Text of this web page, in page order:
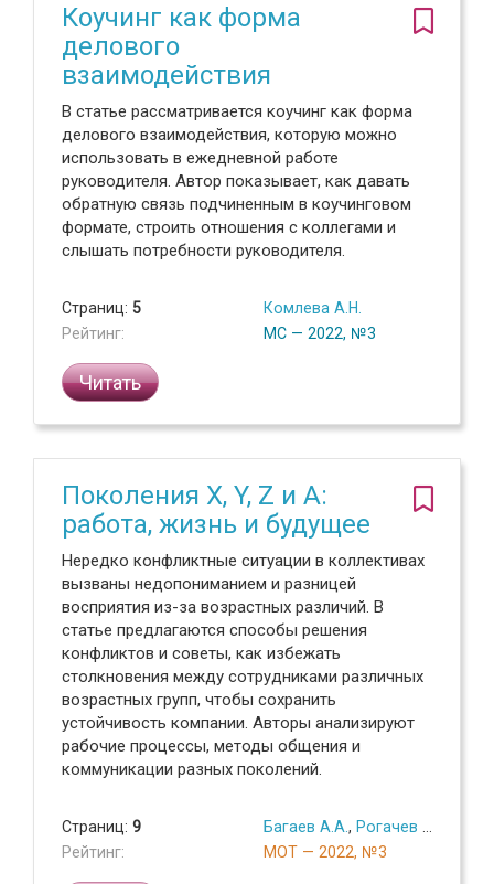
Коучинг как форма
делового
взаимодействия
В статье рассматривается коучинг как форма
делового взаимодействия, которую можно
использовать в ежедневной работе
руководителя. Автор показывает, как давать
обратную связь подчиненным в коучинговом
формате, строить отношения с коллегами и
слышать потребности руководителя.
Страниц: 5
Рейтинг:
Комлева А.Н.
МС — 2022, №3
Читать
Поколения X, Y, Z и Α:
работа, жизнь и будущее
Нередко конфликтные ситуации в коллективах
вызваны недопониманием и разницей
восприятия из-за возрастных различий. В
статье предлагаются способы решения
конфликтов и советы, как избежать
столкновения между сотрудниками различных
возрастных групп, чтобы сохранить
устойчивость компании. Авторы анализируют
рабочие процессы, методы общения и
коммуникации разных поколений.
Страниц: 9
Рейтинг:
Багаев А.А. , Рогачев А.Ю.
МОТ — 2022, №3